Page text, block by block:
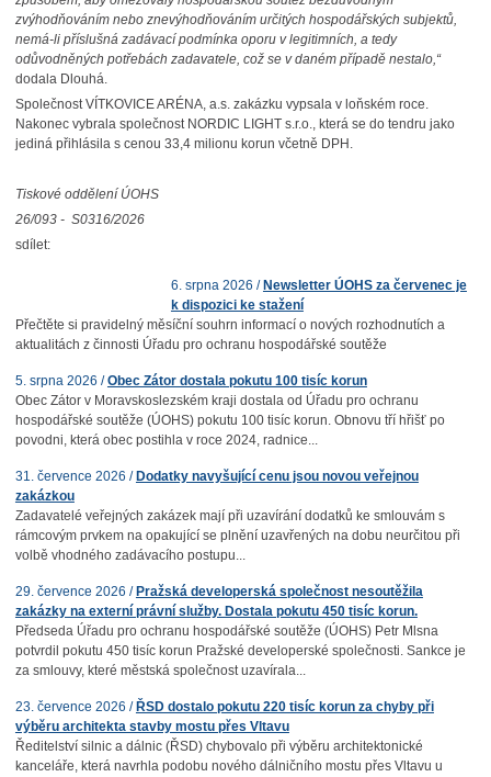
zvýhodňováním nebo znevýhodňováním určitých hospodářských subjektů,
nemá-li příslušná zadávací podmínka oporu v legitimních, a tedy
odůvodněných potřebách zadavatele, což se v daném případě nestalo,“
dodala Dlouhá.
Společnost VÍTKOVICE ARÉNA, a.s. zakázku vypsala v loňském roce.
Nakonec vybrala společnost NORDIC LIGHT s.r.o., která se do tendru jako
jediná přihlásila s cenou 33,4 milionu korun včetně DPH.
Tiskové oddělení ÚOHS
26/093 - S0316/2026
sdílet:
6. srpna 2026 / Newsletter ÚOHS za červenec je
k dispozici ke stažení
Přečtěte si pravidelný měsíční souhrn informací o nových rozhodnutích a
aktualitách z činnosti Úřadu pro ochranu hospodářské soutěže
5. srpna 2026 /Obec Zátor dostala pokutu 100 tisíc korun
Obec Zátor v Moravskoslezském kraji dostala od Úřadu pro ochranu
hospodářské soutěže (ÚOHS) pokutu 100 tisíc korun. Obnovu tří hřišť po
povodni, která obec postihla v roce 2024, radnice...
31. července 2026 / Dodatky navyšující cenu jsou novou veřejnou
zakázkou
Zadavatelé veřejných zakázek mají při uzavírání dodatků ke smlouvám s
rámcovým prvkem na opakující se plnění uzavřených na dobu neurčitou při
volbě vhodného zadávacího postupu...
29. července 2026 / Pražská developerská společnost nesoutěžila
zakázky na externí právní služby. Dostala pokutu 450 tisíc korun.
Předseda Úřadu pro ochranu hospodářské soutěže (ÚOHS) Petr Mlsna
potvrdil pokutu 450 tisíc korun Pražské developerské společnosti. Sankce je
za smlouvy, které městská společnost uzavírala...
23. července 2026 / ŘSD dostalo pokutu 220 tisíc korun za chyby při
výběru architekta stavby mostu přes Vltavu
Ředitelství silnic a dálnic (ŘSD) chybovalo při výběru architektonické
kanceláře, která navrhla podobu nového dálničního mostu přes Vltavu u